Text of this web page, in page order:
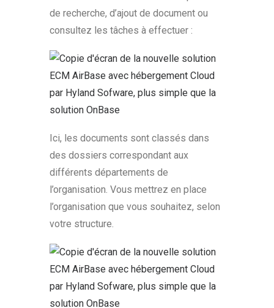
de recherche, d’ajout de document ou
consultez les tâches à effectuer :
Ici, les documents sont classés dans
des dossiers correspondant aux
différents départements de
l’organisation. Vous mettrez en place
l’organisation que vous souhaitez, selon
votre structure.